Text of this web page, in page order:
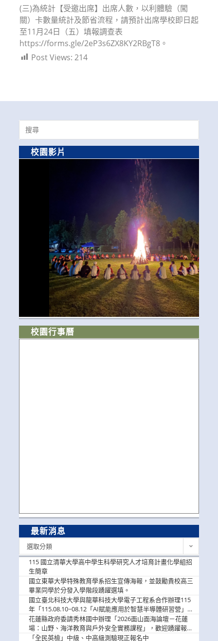
(三)為統計【受邀出席】出席人數，以利體驗（闖
關）卡數量統計及節省流程，請預計出席學校即日起
至11月24日（五）填報調查表
https://forms.gle/2eP3s6ZX8KY2RBgT8。
Post Views: 214
Search
for:
校園影片
校園行事曆
最新消息
選取分類
115 國立清華大學高中學生科學研究人才培育計畫化學組招
生簡章
國立東華大學特殊教育學系招生宣傳海報，並鼓勵貴校高三
畢業同學於分發入學階段踴躍選填。
國立臺北科技大學與龍華科技大學電子工程系合作辦理115
年「115.08.10~08.12「AI賦能應用於智慧半導體研習營」，
歡迎學生踴躍報名參加
花蓮縣政府委請秀林國中辦理「2026面山面海論壇－花蓮
場：山野、海洋教育與戶外安全實務課程」，歡迎踴躍報名
參加
「全民英檢」中級、中高級測驗現正報名中